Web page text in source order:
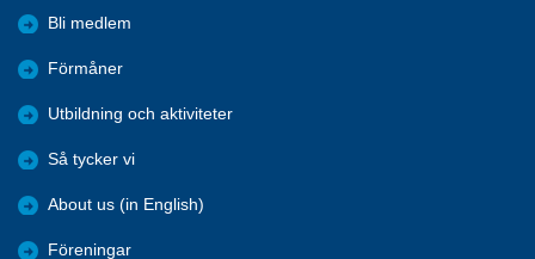
Bli medlem
Förmåner
Utbildning och aktiviteter
Så tycker vi
About us (in English)
Föreningar